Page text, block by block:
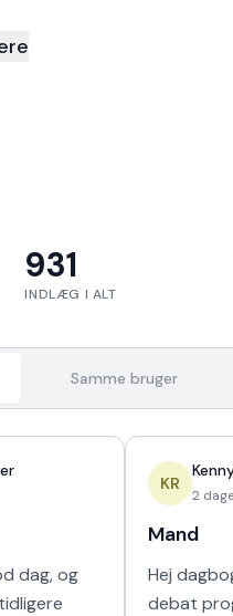
931
INDLÆG I ALT
Samme bruger
dag, og
KR
2
Mand
Hej
debat